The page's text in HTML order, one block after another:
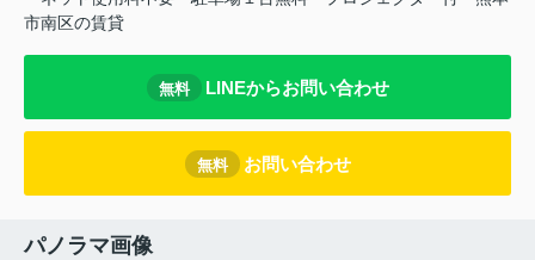
市南区の賃貸
無料 LINEからお問い合わせ
無料 お問い合わせ
パノラマ画像